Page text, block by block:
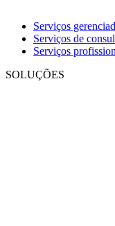
Serviços
Serviços de
Serviços
SOLUÇÕES